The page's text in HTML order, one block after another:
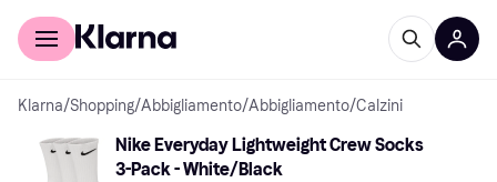
Per il tuo shopping
Klarna/Shopping/Abbigliamento/Abbigliamento/Calzini
Nike Everyday Lightweight Crew Socks
3-Pack - White/Black